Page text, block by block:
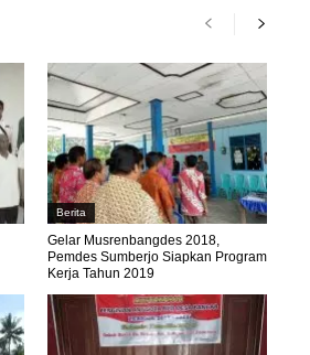
Berita
Gelar Musrenbangdes 2018,
Pemdes Sumberjo Siapkan Program
Kerja Tahun 2019